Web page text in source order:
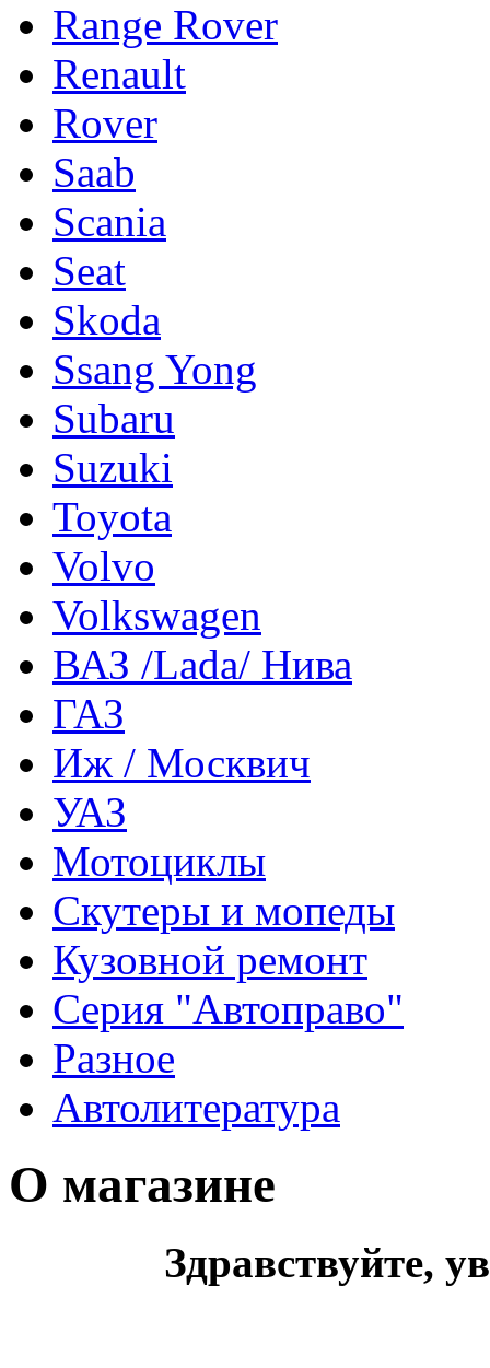
Range Rover
Renault
Rover
Saab
Scania
Seat
Skoda
Ssang Yong
Subaru
Suzuki
Toyota
Volvo
Volkswagen
ВАЗ /Lada/ Нива
ГАЗ
Иж / Москвич
УАЗ
Мотоциклы
Скутеры и мопеды
Кузовной ремонт
Серия "Автоправо"
Разное
Автолитература
О магазине
Здравствуйте,